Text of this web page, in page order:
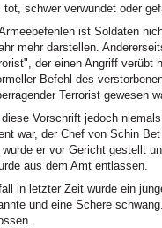
schwer verwundet oder
ist Soldaten
mehr darstellen.
der einen Angriff verübt
Befehl des
Terrorist gewesen
diese Vorschrift jedoch
war, der Chef von Schin
er vor Gericht gestellt
aus dem Amt entlassen.
in letzter Zeit wurde ein
und eine Schere